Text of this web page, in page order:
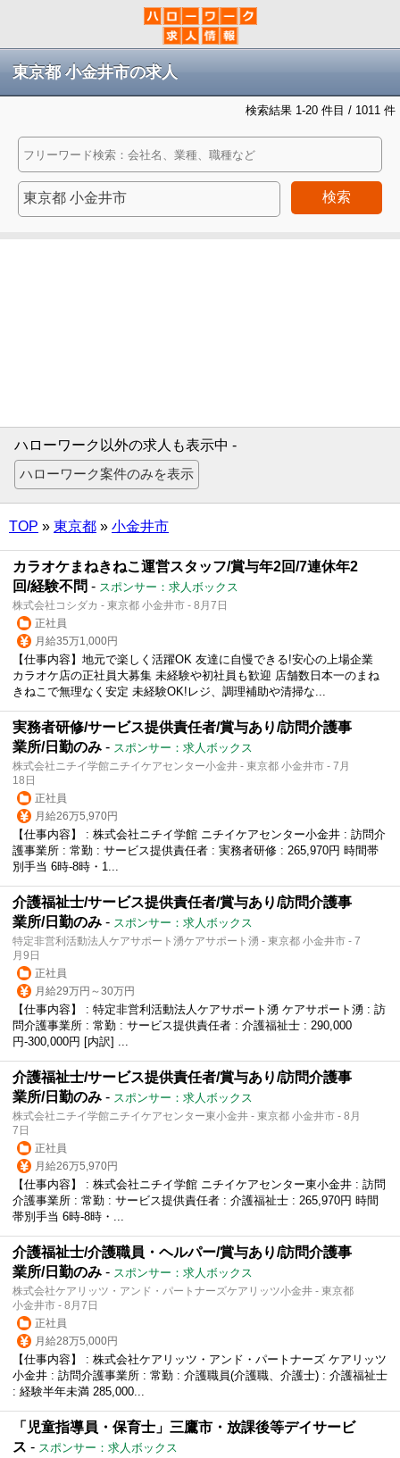
東京都 小金井市の求人
検索結果 1-20 件目 / 1011 件
検索
ハローワーク以外の求人も表示中 -
TOP » 東京都 » 小金井市
カラオケまねきねこ運営スタッフ/賞与年2回/7連休年2
回/経験不問 - スポンサー：求人ボックス
株式会社コシダカ - 東京都 小金井市 - 8月7日
正社員
月給35万1,000円
【仕事内容】地元で楽しく活躍OK 友達に自慢できる!安心の上場企業
カラオケ店の正社員大募集 未経験や初社員も歓迎 店舗数日本一のまね
きねこで無理なく安定 未経験OK!レジ、調理補助や清掃な...
実務者研修/サービス提供責任者/賞与あり/訪問介護事
業所/日勤のみ - スポンサー：求人ボックス
株式会社ニチイ学館ニチイケアセンター小金井 - 東京都 小金井市 - 7月
18日
正社員
月給26万5,970円
【仕事内容】 : 株式会社ニチイ学館 ニチイケアセンター小金井 : 訪問介
護事業所 : 常勤 : サービス提供責任者 : 実務者研修 : 265,970円 時間帯
別手当 6時-8時・1...
介護福祉士/サービス提供責任者/賞与あり/訪問介護事
業所/日勤のみ - スポンサー：求人ボックス
特定非営利活動法人ケアサポート湧ケアサポート湧 - 東京都 小金井市 - 7
月9日
正社員
月給29万円～30万円
【仕事内容】 : 特定非営利活動法人ケアサポート湧 ケアサポート湧 : 訪
問介護事業所 : 常勤 : サービス提供責任者 : 介護福祉士 : 290,000
円-300,000円 [内訳] ...
介護福祉士/サービス提供責任者/賞与あり/訪問介護事
業所/日勤のみ - スポンサー：求人ボックス
株式会社ニチイ学館ニチイケアセンター東小金井 - 東京都 小金井市 - 8月
7日
正社員
月給26万5,970円
【仕事内容】 : 株式会社ニチイ学館 ニチイケアセンター東小金井 : 訪問
介護事業所 : 常勤 : サービス提供責任者 : 介護福祉士 : 265,970円 時間
帯別手当 6時-8時・...
介護福祉士/介護職員・ヘルパー/賞与あり/訪問介護事
業所/日勤のみ - スポンサー：求人ボックス
株式会社ケアリッツ・アンド・パートナーズケアリッツ小金井 - 東京都
小金井市 - 8月7日
正社員
月給28万5,000円
【仕事内容】 : 株式会社ケアリッツ・アンド・パートナーズ ケアリッツ
小金井 : 訪問介護事業所 : 常勤 : 介護職員(介護職、介護士) : 介護福祉士
: 経験半年未満 285,000...
「児童指導員・保育士」三鷹市・放課後等デイサービ
ス - スポンサー：求人ボックス